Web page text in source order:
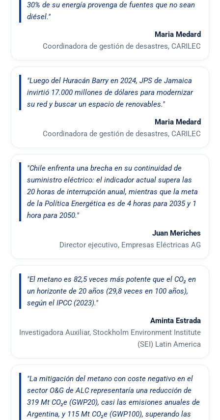
30% de su energía provenga de fuentes que no sean
diésel."
Maria Medard
Coordinadora de gestión de desastres, CARILEC
"Luego del Huracán Barry en 2024, JPS de Jamaica
invirtió 17.000 millones de dólares para modernizar
su red y buscar un espacio de renovables."
Maria Medard
Coordinadora de gestión de desastres, CARILEC
"Chile enfrenta una brecha en su continuidad de
suministro eléctrico: el indicador actual supera las
20 horas de interrupción anual, mientras que la meta
de la Política Energética es de 4 horas para 2035 y 1
hora para 2050."
Juan Meriches
Director ejecutivo, Empresas Eléctricas AG
"El metano es 82,5 veces más potente que el CO₂ en
un horizonte de 20 años (29,8 veces en 100 años),
según el IPCC (2023)."
Aminta Estrada
Investigadora Auxiliar, Stockholm Environment Institute
(SEI) Latin America
"La mitigación del metano con coste negativo en el
sector O&G de ALC representaría una reducción de
319 Mt CO₂e (GWP20), casi las emisiones anuales de
Argentina, y 115 Mt CO₂e (GWP100), superando las